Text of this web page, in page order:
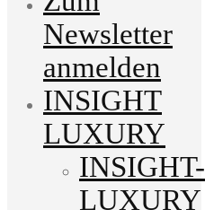
Newsletter
anmelden
INSIGHT
LUXURY
INSIGHT-
LUXURY